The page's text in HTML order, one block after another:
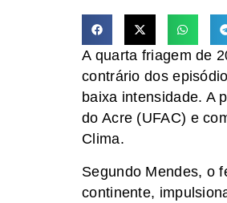
A quarta friagem de
contrário dos
baixa intensidade. A
do Acre (UFAC) e
Clima.
Segundo Mendes, o
continente,